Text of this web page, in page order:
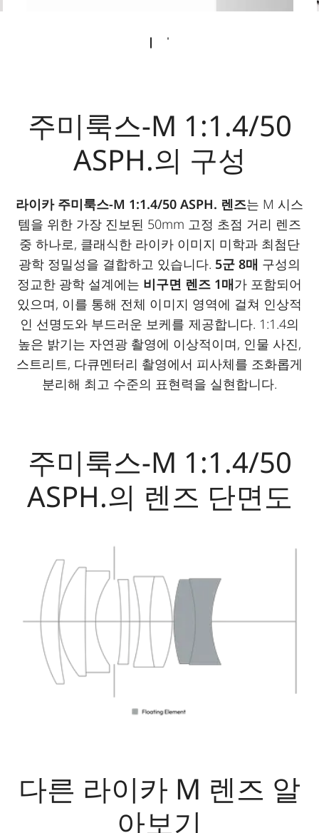
주미룩스-M 1:1.4/50
ASPH.의 구성
라이카 주미룩스-M 1:1.4/50 ASPH. 렌즈는 M 시스
템을 위한 가장 진보된 50mm 고정 초점 거리 렌즈
중 하나로, 클래식한 라이카 이미지 미학과 최첨단
광학 정밀성을 결합하고 있습니다. 5군 8매 구성의
정교한 광학 설계에는 비구면 렌즈 1매가 포함되어
있으며, 이를 통해 전체 이미지 영역에 걸쳐 인상적
인 선명도와 부드러운 보케를 제공합니다. 1:1.4의
높은 밝기는 자연광 촬영에 이상적이며, 인물 사진,
스트리트, 다큐멘터리 촬영에서 피사체를 조화롭게
분리해 최고 수준의 표현력을 실현합니다.
주미룩스-M 1:1.4/50
ASPH.의 렌즈 단면도
다른 라이카 M 렌즈 알
아보기